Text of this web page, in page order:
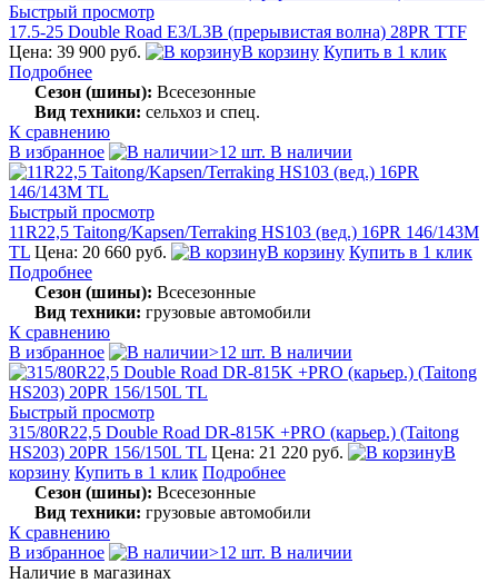
Быстрый просмотр
17.5-25 Double Road E3/L3B (прерывистая волна) 28PR TTF
Цена: 39 900 руб.
В корзину Купить в 1 клик
Подробнее
Сезон (шины): Всесезонные
Вид техники: сельхоз и спец.
К сравнению
В избранное
>12 шт. В наличии
Быстрый просмотр
11R22,5 Taitong/Kapsen/Terraking HS103 (вед.) 16PR 146/143M
TL Цена: 20 660 руб. В корзину Купить в 1 клик
Подробнее
Сезон (шины): Всесезонные
Вид техники: грузовые автомобили
К сравнению
В избранное
>12 шт. В наличии
Быстрый просмотр
315/80R22,5 Double Road DR-815K +PRO (карьер.) (Taitong
HS203) 20PR 156/150L TL Цена: 21 220 руб.
В
корзину Купить в 1 клик Подробнее
Сезон (шины): Всесезонные
Вид техники: грузовые автомобили
К сравнению
В избранное
>12 шт. В наличии
Наличие в магазинах